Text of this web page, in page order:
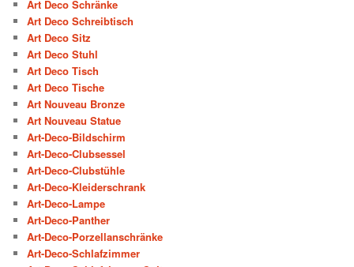
Art Deco Schränke
Art Deco Schreibtisch
Art Deco Sitz
Art Deco Stuhl
Art Deco Tisch
Art Deco Tische
Art Nouveau Bronze
Art Nouveau Statue
Art-Deco-Bildschirm
Art-Deco-Clubsessel
Art-Deco-Clubstühle
Art-Deco-Kleiderschrank
Art-Deco-Lampe
Art-Deco-Panther
Art-Deco-Porzellanschränke
Art-Deco-Schlafzimmer